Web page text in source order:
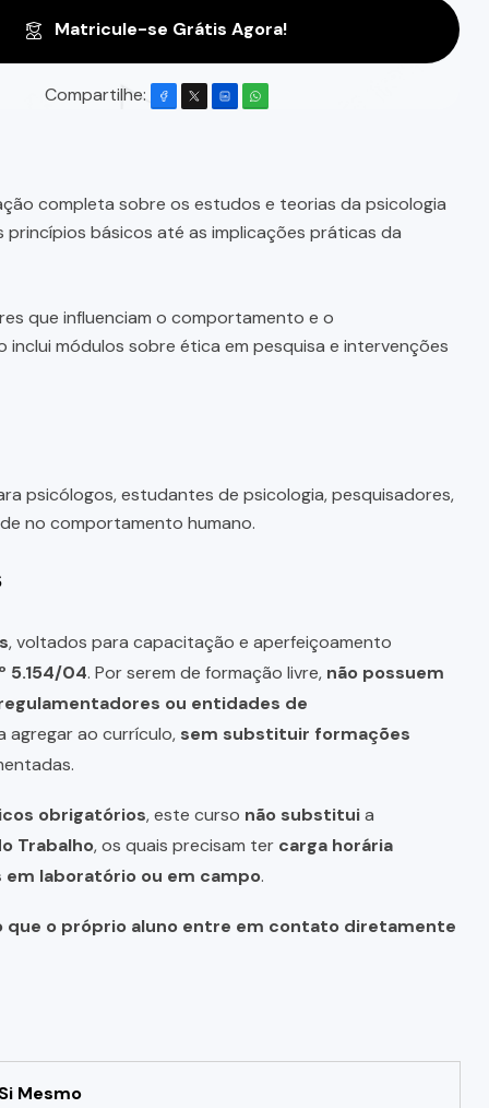
Matricule-se Grátis Agora!
Compartilhe:
completa sobre os estudos e teorias da psicologia
básicos até as implicações práticas da
que influenciam o comportamento e o
módulos sobre ética em pesquisa e intervenções
psicólogos, estudantes de psicologia, pesquisadores,
no comportamento humano.
, voltados para capacitação e aperfeiçoamento
5.154/04. Por serem de formação livre, não possuem
ou entidades de
agregar ao currículo, sem substituir formações
obrigatórios, este curso não substituia
Trabalho, os quais precisam ter carga horária
laboratório ou em campo.
que o próprio aluno entre em contato diretamente
Mesmo